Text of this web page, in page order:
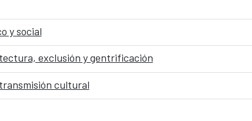
y social
exclusión y gentrificación
cultural